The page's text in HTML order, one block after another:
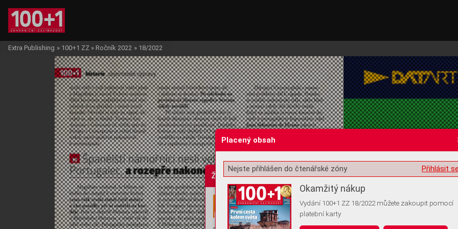
Žádost o souhlas s ukládáním volitelných informací
Extra Publishing » 100+1 ZZ » Ročník 2022 » 18/2022
Placený obsah
Přihlásit
Nejste přihlášen do čtenářské zóny
Okamžitý nákup
Vydání 100+1 ZZ 18/2022 můžete zakoupit pomocí
platební karty